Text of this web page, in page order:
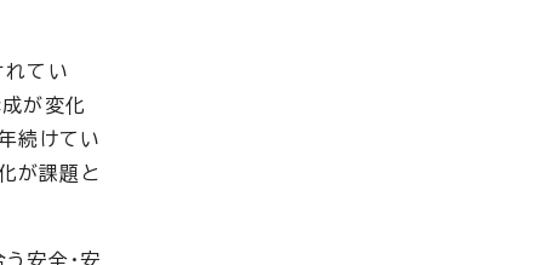
てい
が変化
続けてい
が課題と
安全・安